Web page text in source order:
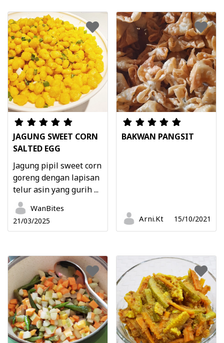
JAGUNG SWEET CORN
SALTED EGG
Jagung pipil sweet corn
goreng dengan lapisan
telur asin yang gurih ...
WanBites
21/03/2025
BAKWAN PANGSIT
Arni.Kt 15/10/2021